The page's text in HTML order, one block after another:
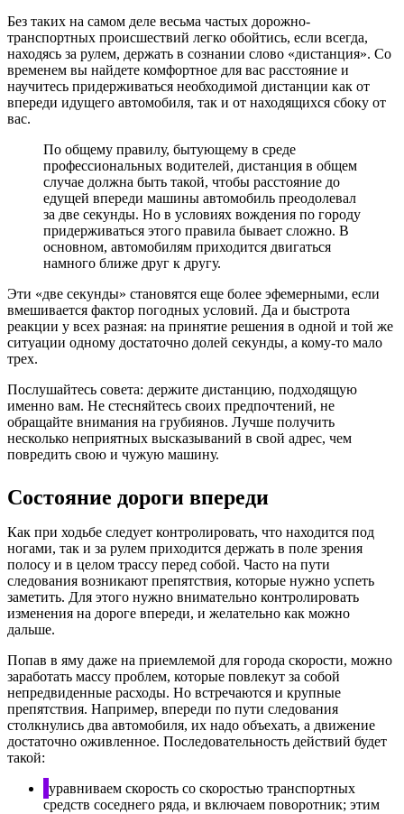
Без таких на самом деле весьма частых дорожно-
транспортных происшествий легко обойтись, если всегда,
находясь за рулем, держать в сознании слово «дистанция». Со
временем вы найдете комфортное для вас расстояние и
научитесь придерживаться необходимой дистанции как от
впереди идущего автомобиля, так и от находящихся сбоку от
вас.
По общему правилу, бытующему в среде
профессиональных водителей, дистанция в общем
случае должна быть такой, чтобы расстояние до
едущей впереди машины автомобиль преодолевал
за две секунды. Но в условиях вождения по городу
придерживаться этого правила бывает сложно. В
основном, автомобилям приходится двигаться
намного ближе друг к другу.
Эти «две секунды» становятся еще более эфемерными, если
вмешивается фактор погодных условий. Да и быстрота
реакции у всех разная: на принятие решения в одной и той же
ситуации одному достаточно долей секунды, а кому-то мало
трех.
Послушайтесь совета: держите дистанцию, подходящую
именно вам. Не стесняйтесь своих предпочтений, не
обращайте внимания на грубиянов. Лучше получить
несколько неприятных высказываний в свой адрес, чем
повредить свою и чужую машину.
Состояние дороги впереди
Как при ходьбе следует контролировать, что находится под
ногами, так и за рулем приходится держать в поле зрения
полосу и в целом трассу перед собой. Часто на пути
следования возникают препятствия, которые нужно успеть
заметить. Для этого нужно внимательно контролировать
изменения на дороге впереди, и желательно как можно
дальше.
Попав в яму даже на приемлемой для города скорости, можно
заработать массу проблем, которые повлекут за собой
непредвиденные расходы. Но встречаются и крупные
препятствия. Например, впереди по пути следования
столкнулись два автомобиля, их надо объехать, а движение
достаточно оживленное. Последовательность действий будет
такой:
уравниваем скорость со скоростью транспортных
средств соседнего ряда, и включаем поворотник; этим